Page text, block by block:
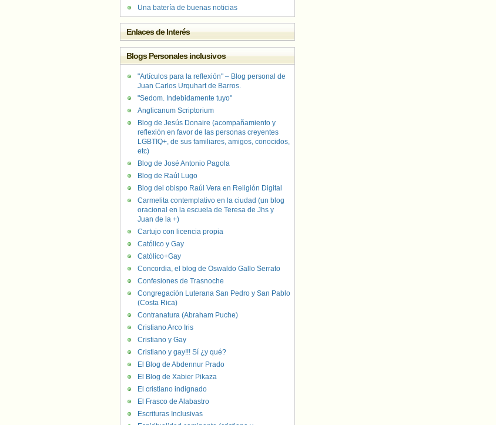
Una batería de buenas noticias
Enlaces de Interés
Blogs Personales inclusivos
"Artículos para la reflexión" – Blog personal de
Juan Carlos Urquhart de Barros.
"Sedom. Indebidamente tuyo"
Anglicanum Scriptorium
Blog de Jesús Donaire (acompañamiento y
reflexión en favor de las personas creyentes
LGBTIQ+, de sus familiares, amigos, conocidos,
etc)
Blog de José Antonio Pagola
Blog de Raúl Lugo
Blog del obispo Raúl Vera en Religión Digital
Carmelita contemplativo en la ciudad (un blog
oracional en la escuela de Teresa de Jhs y
Juan de la +)
Cartujo con licencia propia
Católico y Gay
Católico+Gay
Concordia, el blog de Oswaldo Gallo Serrato
Confesiones de Trasnoche
Congregación Luterana San Pedro y San Pablo
(Costa Rica)
Contranatura (Abraham Puche)
Cristiano Arco Iris
Cristiano y Gay
Cristiano y gay!!! Sí ¿y qué?
El Blog de Abdennur Prado
El Blog de Xabier Pikaza
El cristiano indignado
El Frasco de Alabastro
Escrituras Inclusivas